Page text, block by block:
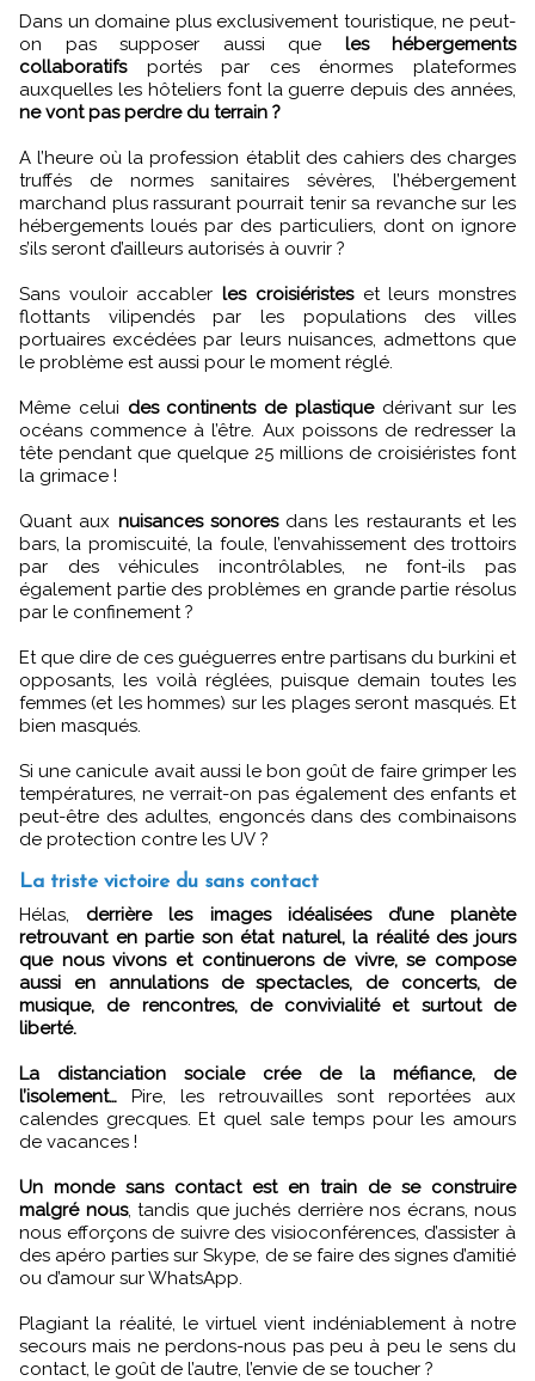
Dans un domaine plus exclusivement touristique, ne peut-
on pas supposer aussi que les hébergements
collaboratifsportés par ces énormes plateformes
auxquelles les hôteliers font la guerre depuis des années,
ne vont pas perdre du terrain ?
A l’heure où la profession établit des cahiers des charges
truffés de normes sanitaires sévères, l’hébergement
marchand plus rassurant pourrait tenir sa revanche sur les
hébergements loués par des particuliers, dont on ignore
s’ils seront d’ailleurs autorisés à ouvrir ?
Sans vouloir accablerles croisiéristeset leurs monstres
flottants vilipendés par les populations des villes
portuaires excédées par leurs nuisances, admettons que
le problème est aussi pour le moment réglé.
Même celui des continents de plastiquedérivant sur les
océans commence à l’être. Aux poissons de redresser la
tête pendant que quelque 25 millions de croisiéristes font
la grimace !
Quant aux nuisances sonoresdans les restaurants et les
bars, la promiscuité, la foule, l’envahissement des trottoirs
par des véhicules incontrôlables, ne font-ils pas
également partie des problèmes en grande partie résolus
par le confinement ?
Et que dire de ces guéguerres entre partisans du burkini et
opposants, les voilà réglées, puisque demain toutes les
femmes (et les hommes) sur les plages seront masqués. Et
bien masqués.
Si une canicule avait aussi le bon goût de faire grimper les
températures, ne verrait-on pas également des enfants et
peut-être des adultes, engoncés dans des combinaisons
de protection contre les UV ?
La triste victoire du sans contact
Hélas, derrière les images idéalisées d’une planète
retrouvant en partie son état naturel, la réalité des jours
que nous vivons et continuerons de vivre, se compose
aussi en annulations de spectacles, de concerts, de
musique, de rencontres, de convivialité et surtout de
liberté.
La distanciation sociale crée de la méfiance, de
l’isolement… Pire, les retrouvailles sont reportées aux
calendes grecques. Et quel sale temps pour les amours
de vacances !
Un monde sans contact est en train de se construire
malgré nous, tandis que juchés derrière nos écrans, nous
nous efforçons de suivre des visioconférences, d’assister à
des apéro parties sur Skype, de se faire des signes d’amitié
ou d’amour sur WhatsApp.
Plagiant la réalité, le virtuel vient indéniablement à notre
secours mais ne perdons-nous pas peu à peu le sens du
contact, le goût de l’autre, l’envie de se toucher ?